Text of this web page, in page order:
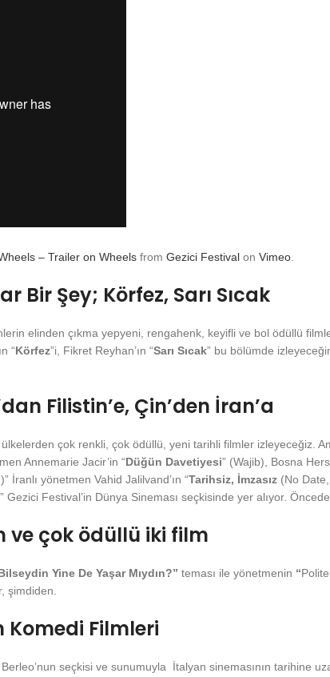
– Trailer on Wheels from Gezici Festival on Vimeo
Bir Şey; Körfez, Sarı Sıcak
elinden çıkma yepyeni, rengahenk, keyifli ve bol ödüllü
“Körfez”i, Fikret Reyhan’ın “Sarı Sıcak” bu bölümde
Filistin’e, Çin’den İran’a
çok renkli, çok ödüllü, yeni tarihli filmler izleyeceğiz.
Annemarie Jacir’in “Düğün Davetiyesi” (Wajib), Bosna
İranlı yönetmen Vahid Jalilvand’ın “Tarihsiz, İmzasız (No
Gezici Festival’in Dünya Sineması seçkisinde yer alıyor.
ve çok ödüllü iki film
Yine De Yaşar Mıydın?” teması ile yönetmenin “
şimdiden.
Filmleri
seçkisi ve sunumuyla İtalyan sinemasının tarihine